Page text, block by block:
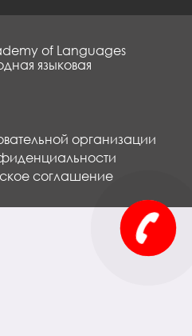
of Languages
языковая
организации
соглашение